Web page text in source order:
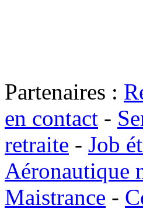
Partenaires :
en contact -
retraite - Job
Aéronautique
Maistrance -